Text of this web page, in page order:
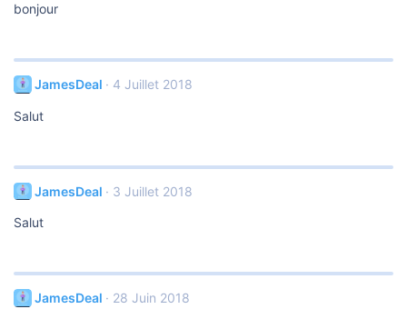
bonjour
JamesDeal 4 Juillet 2018
Salut
JamesDeal 3 Juillet 2018
Salut
JamesDeal 28 Juin 2018